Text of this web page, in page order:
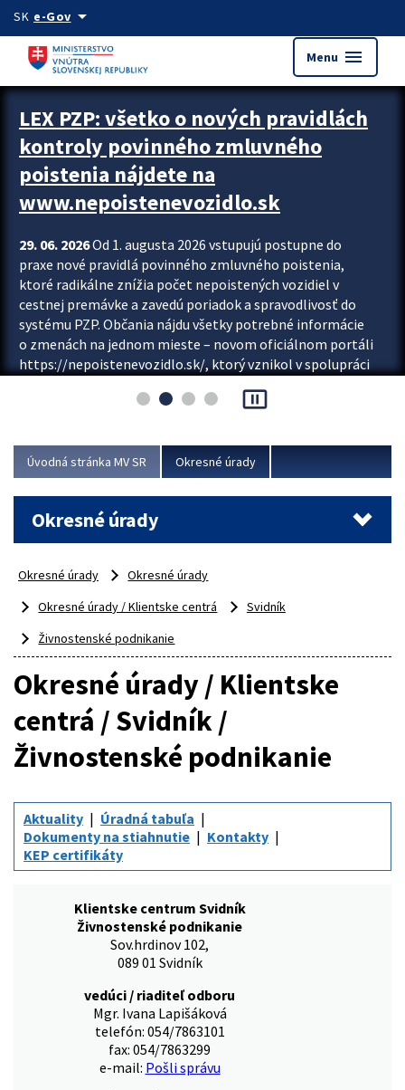
Preskocit na hlavný obsah
SK e-Govarrow_drop_down
Menu menu
Zastavit automatický posun upútavok
LEX PZP: všetko o nových pravidlách
kontroly povinného zmluvného
poistenia nájdete na
www.nepoistenevozidlo.sk
29. 06. 2026Od 1. augusta 2026 vstupujú postupne do
praxe nové pravidlá povinného zmluvného poistenia,
ktoré radikálne znížia počet nepoistených vozidiel v
cestnej premávke a zavedú poriadok a spravodlivosť do
systému PZP. Občania nájdu všetky potrebné informácie
o zmenách na jednom mieste – novom oficiálnom portáli
https://nepoistenevozidlo.sk/, ktorý vznikol v spolupráci
asociácie poisťovní (SLASPO) a Ministerstva vnútra SR.
Viac
pause_presentation
Úvodná stránka MV SR Okresné úrady
Okresné úrady
Okresné úrady
Okresné úrady
Okresné úrady / Klientske centrá
Svidník
Živnostenské podnikanie
Okresné úrady / Klientske
centrá / Svidník /
Živnostenské podnikanie
Aktuality
Úradná tabuľa
Dokumenty na stiahnutie
Kontakty
KEP certifikáty
Klientske centrum Svidník
Živnostenské podnikanie
Sov.hrdinov 102,
089 01 Svidník
vedúci / riaditeľ odboru
Mgr. Ivana Lapišáková
telefón: 054/7863101
fax: 054/7863299
e-mail: Pošli správu